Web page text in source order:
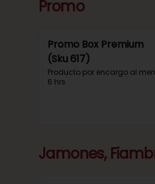
Promo
Promo Box Premium
(Sku 617)
Producto por encargo al
6 hrs.
Jamones,